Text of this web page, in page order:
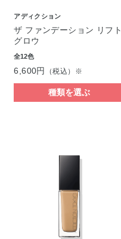
アディクション
ザ ファンデーション リフト
グロウ
全12色
6,600円 （税込）※
種類を選ぶ